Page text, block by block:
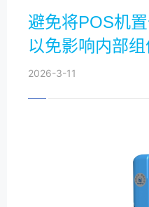
避免将POS机
以免影响内部组
2026-3-11